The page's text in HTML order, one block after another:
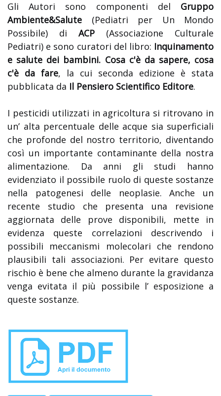
Gli Autori sono componenti del Gruppo
Ambiente&Salute (Pediatri per Un Mondo
Possibile) di ACP (Associazione Culturale
Pediatri) e sono curatori del libro: Inquinamento
e salute dei bambini. Cosa c'è da sapere, cosa
c'è da fare, la cui seconda edizione è stata
pubblicata da Il Pensiero Scientifico Editore.
I pesticidi utilizzati in agricoltura si ritrovano in
un’ alta percentuale delle acque sia superficiali
che profonde del nostro territorio, diventando
così un importante contaminante della nostra
alimentazione. Da anni gli studi hanno
evidenziato il possibile ruolo di queste sostanze
nella patogenesi delle neoplasie. Anche un
recente studio che presenta una revisione
aggiornata delle prove disponibili, mette in
evidenza queste correlazioni descrivendo i
possibili meccanismi molecolari che rendono
plausibili tali associazioni. Per evitare questo
rischio è bene che almeno durante la gravidanza
venga evitata il più possibile l’ esposizione a
queste sostanze.